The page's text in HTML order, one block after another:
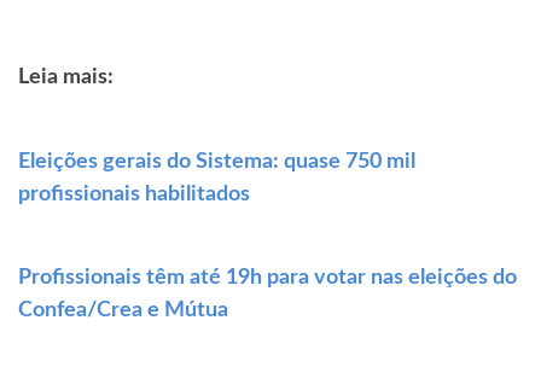
Leia mais:
Eleições gerais do Sistema: quase 750 mil
profissionais habilitados
Profissionais têm até 19h para votar nas eleições do
Confea/Crea e Mútua